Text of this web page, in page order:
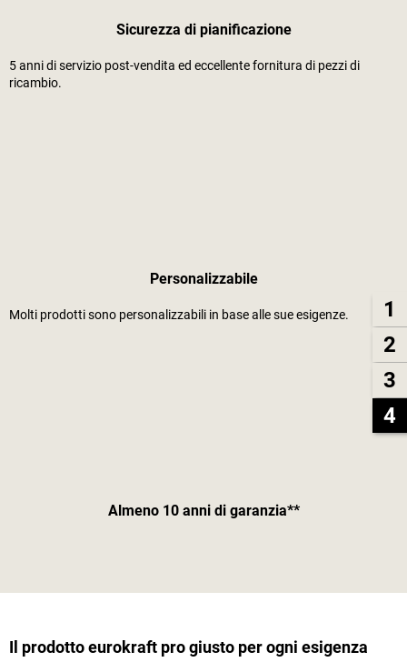
1
2
3
4
Sicurezza di pianificazione
5 anni di servizio post-vendita ed eccellente fornitura di pezzi di
ricambio.
Personalizzabile
Molti prodotti sono personalizzabili in base alle sue esigenze.
Almeno 10 anni di garanzia**
Il prodotto eurokraft pro giusto per ogni esigenza